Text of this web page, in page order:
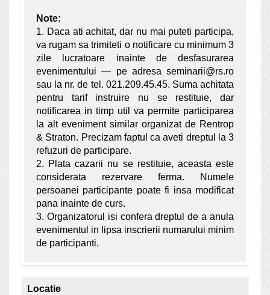
Note:
1. Daca ati achitat, dar nu mai puteti participa,
va rugam sa trimiteti o notificare cu minimum 3
zile lucratoare inainte de desfasurarea
evenimentului — pe adresa seminarii@rs.ro
sau la nr. de tel. 021.209.45.45. Suma achitata
pentru tarif instruire nu se restituie, dar
notificarea in timp util va permite participarea
la alt eveniment similar organizat de Rentrop
& Straton. Precizam faptul ca aveti dreptul la 3
refuzuri de participare.
2. Plata cazarii nu se restituie, aceasta este
considerata rezervare ferma. Numele
persoanei participante poate fi insa modificat
pana inainte de curs.
3. Organizatorul isi confera dreptul de a anula
evenimentul in lipsa inscrierii numarului minim
de participanti.
Locatie